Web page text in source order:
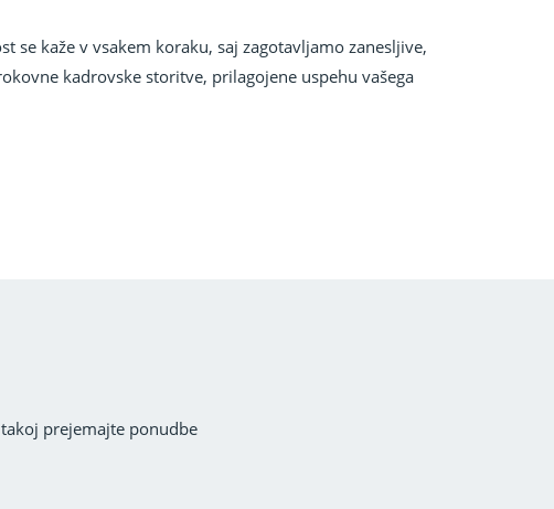
se kaže v vsakem koraku, saj zagotavljamo zanesljive,
kadrovske storitve, prilagojene uspehu vašega
prejemajte ponudbe